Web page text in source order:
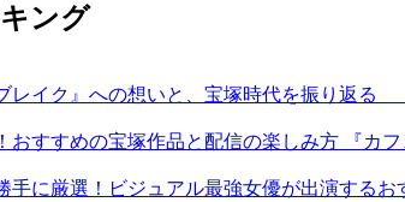
ング
レイク』への想いと、宝塚時代を振り返る
おすすめの宝塚作品と配信の楽しみ方 『カ
手に厳選！ビジュアル最強女優が出演するお